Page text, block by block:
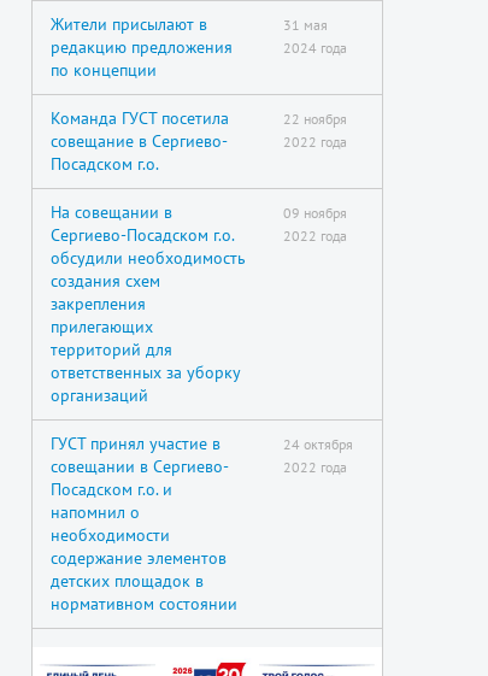
Жители присылают в
редакцию предложения
по концепции
31 мая
2024 года
Команда ГУСТ посетила
совещание в Сергиево-
Посадском г.о.
22 ноября
2022 года
На совещании в
Сергиево-Посадском г.о.
обсудили необходимость
создания схем
закрепления
прилегающих
территорий для
ответственных за уборку
организаций
09 ноября
2022 года
ГУСТ принял участие в
совещании в Сергиево-
Посадском г.о. и
напомнил о
необходимости
содержание элементов
детских площадок в
нормативном состоянии
24 октября
2022 года